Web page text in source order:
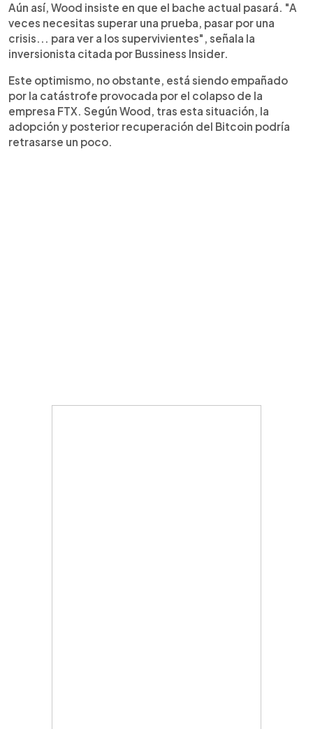
Aún así, Wood insiste en que el bache actual pasará. "A
veces necesitas superar una prueba, pasar por una
crisis... para ver a los supervivientes", señala la
inversionista citada por Bussiness Insider.
Este optimismo, no obstante, está siendo empañado
por la catástrofe provocada por el colapso de la
empresa FTX. Según Wood, tras esta situación, la
adopción y posterior recuperación del Bitcoin podría
retrasarse un poco.